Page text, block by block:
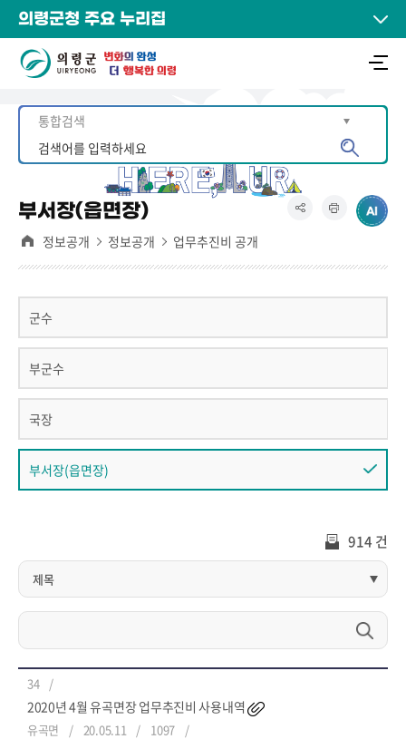
의령군청 주요 누리집
부서장(읍면장)
정보공개 정보공개 업무추진비 공개
군수
부군수
국장
부서장(읍면장)
914 건
34
2020년 4월 유곡면장 업무추진비 사용내역
유곡면 20.05.11
1097